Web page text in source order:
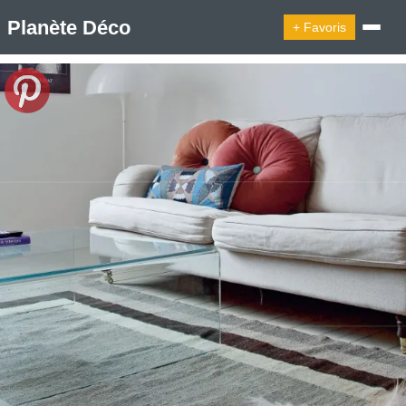
Planète Déco + Favoris
ℹ︎ À propos
Appartement Design Cabanes
Decoration Noël
Design Suédois En Quelques Photos
Idées Déco En 10 Photos
La Semaine Décoration Et Design
Maison En Ville
Méli-Mélo Suédois
Publi Reportage
Tendance
Interieurs Scandinaves
La Décoration Selon Votre Signe Astrologique
Les Trouvailles Déco Du Jour
Loft
Maison Appartement Écologique
Maison Container/container House
Maison D'hôtes
Maison Et Appartement Vintage
On Décode La Déco